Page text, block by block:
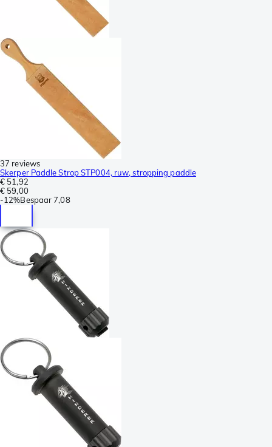
37 reviews
Skerper Paddle Strop STP004, ruw, stropping paddle
€ 51,92
€ 59,00
-12%Bespaar 7,08